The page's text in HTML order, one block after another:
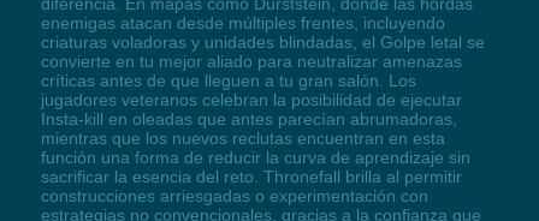
enemigas atacan desde múltiples frentes, incluyendo
criaturas voladoras y unidades blindadas, el Golpe letal se
convierte en tu mejor aliado para neutralizar amenazas
críticas antes de que lleguen a tu gran salón. Los
jugadores veteranos celebran la posibilidad de ejecutar
Insta-kill en oleadas que antes parecían abrumadoras,
mientras que los nuevos reclutas encuentran en esta
función una forma de reducir la curva de aprendizaje sin
sacrificar la esencia del reto. Thronefall brilla al permitir
construcciones arriesgadas o experimentación con
estrategias no convencionales, gracias a la confianza que